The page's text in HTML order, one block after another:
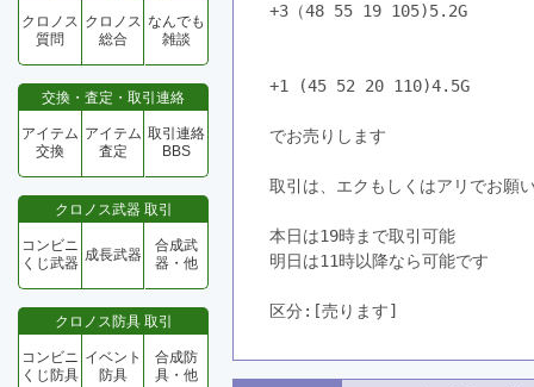
クロノス
質問
クロノス
総合
なんでも
雑談
交換・査定・取引連絡
アイテム
交換
アイテム
査定
取引連絡
BBS
クロノス武器 取引
コンビニ
くじ武器 成長武器
合成武
器・他
クロノス防具 取引
コンビニ
くじ防具
イベント
防具
合成防
具・他
+3（48 55 19 105)5.2G
+1 (45 52 20 110)4.5G
でお売りします
取引は、エクもしくはアリでお願
本日は19時まで取引可能
明日は11時以降なら可能です
区分:[売ります]